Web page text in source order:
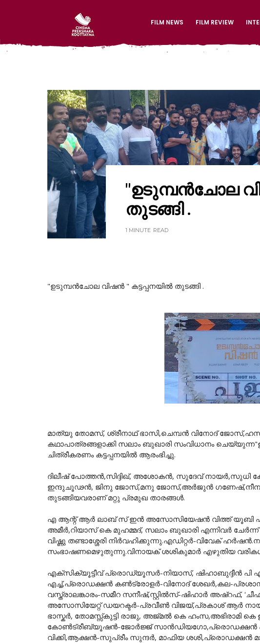
FILM NEWS FILM REVIEW
"ഉടുമ്പൻചോല
തുടങ്ങി .
1 MINUTE READ
"ഉടുമ്പൻചോല വിഷൻ " കട്ടപ്പനയിൽ തുടങ്ങി .
മാത്യു തോമസ്, ശ്രീനാഥ് ഭാസി,ചെമ്പൻ വിനോദ്
കഥാപാത്രങ്ങളാക്കി സലാം ബുഖാരി സംവിധാനം
ചിത്രീകരണം കട്ടപ്പനയിൽ ആരംഭിച്ചു.
ദിലീഷ് പോത്തൻ,സിദ്ദിഖ്, അശോകൻ, സുദേവ് നായർ,സുധി
ഇന്ദുചൂഢൻ, ജിനു ജോസ്,മനു ജോസ്,അർജുൻ ഗണേഷ്,നീന
തുടങ്ങിയവരാണ് മറ്റു പ്രമുഖ താരങ്ങൾ.
എ ആന്റ് ആർ ലാബ് സ് ഇൻ അസോസിയേഷൻ വിത്ത് യൂബി
അമീർ,റിയാസ് കെ മുഹമ്മദ്, സലാം ബുഖാരി എന്നിവർ
വിഷ്ണു തണ്ടാശ്ശേരി നിർവഹിക്കുന്നു.എഡിറ്റർ-വിവേക്
സംഭാഷണമെഴുതുന്നു.വിനായക് ശശികുമാർ എഴുതിയ
എക്സിക്യൂട്ടീവ് പ്രൊഡ്യൂസർ-നിയാസ്, ഷിഹാബുദ്ദീൻ
എച്ച്,പ്രൊഡക്ഷൻ കൺട്രോളർ-വിനോദ് ശേഖർ,കല-
വസ്ത്രാലങ്കാരം-സമീറ സനീഷ്,സ്റ്റിൽസ്-ഷിഹാർ അഷ്റഫ്,
അസോസിയേറ്റ് ഡയറക്ടർ-പ്രവീൺ വിജയ്,പ്രകാശ് ആർ
ഭാസ്കർ, തോമസ്സ്കുട്ടി രാജു, അജ്മൽ കെ ഹംസ,അഭിരാമി കെ
കോൺട്രീബ്യൂഷൻ-ജോർജ്ജ് സാൻഡിയഗോ,പ്രൊഡക്ഷൻ
വിക്കി,ആക്ഷൻ-സുപ്രീം സുന്ദർ, മാഫിയ